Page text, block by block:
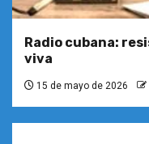
Radio cubana:
viva
15 de mayo de 2026